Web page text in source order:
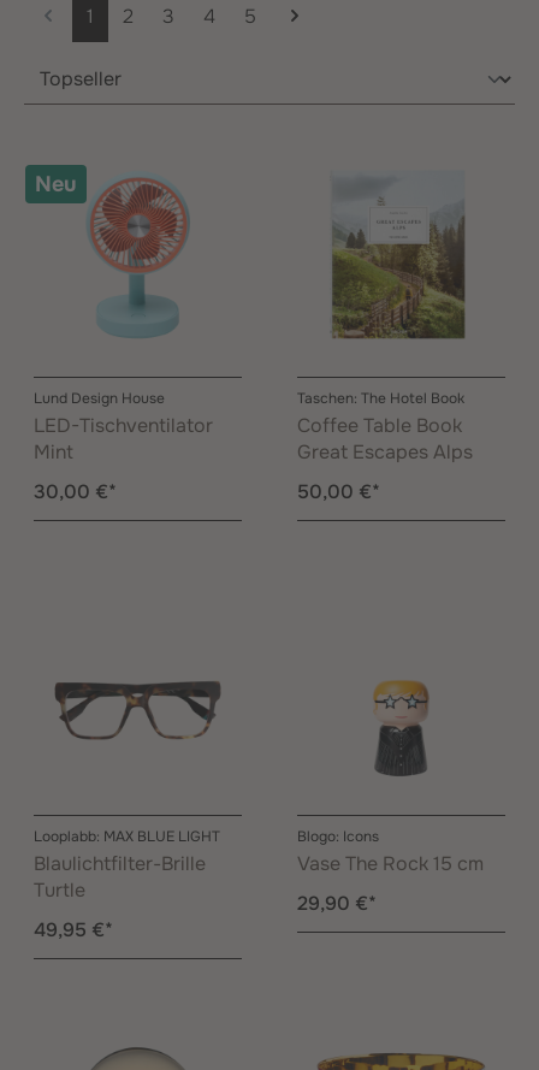
Seite
1 Seite
2 Seite
3 Seite
4 Seite
5
Neu
Lund Design House
LED-Tischventilator
Mint
30,00 €*
Taschen: The Hotel Book
Coffee Table Book
Great Escapes Alps
50,00 €*
Looplabb: MAX BLUE LIGHT
Blaulichtfilter-Brille
Turtle
49,95 €*
Blogo: Icons
Vase The Rock 15 cm
29,90 €*